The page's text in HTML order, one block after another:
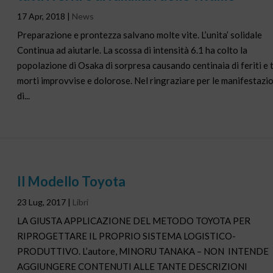
17 Apr, 2018 | News
Preparazione e prontezza salvano molte vite. L’unita’ solidale
Continua ad aiutarle. La scossa di intensità 6.1 ha colto la
popolazione di Osaka di sorpresa causando centinaia di feriti e
morti improvvise e dolorose. Nel ringraziare per le
di...
Il Modello Toyota
23 Lug, 2017 | Libri
LA GIUSTA APPLICAZIONE DEL METODO TOYOTA PER
RIPROGETTARE IL PROPRIO SISTEMA LOGISTICO-
PRODUTTIVO. L’autore, MINORU TANAKA – NON INTENDE
AGGIUNGERE CONTENUTI ALLE TANTE DESCRIZIONI